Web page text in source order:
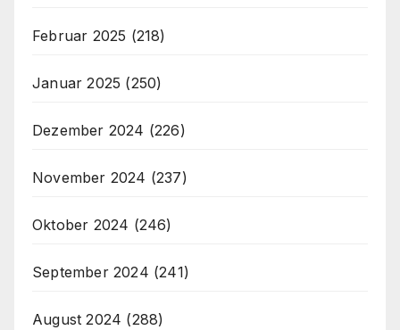
Februar 2025 (218)
Januar 2025 (250)
Dezember 2024 (226)
November 2024 (237)
Oktober 2024 (246)
September 2024 (241)
August 2024 (288)